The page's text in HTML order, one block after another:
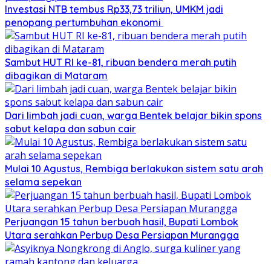
Investasi NTB tembus Rp33,73 triliun, UMKM jadi
penopang pertumbuhan ekonomi
Sambut HUT RI ke-81, ribuan bendera merah putih
dibagikan di Mataram
Dari limbah jadi cuan, warga Bentek belajar bikin spons
sabut kelapa dan sabun cair
Mulai 10 Agustus, Rembiga berlakukan sistem satu arah
selama sepekan
Perjuangan 15 tahun berbuah hasil, Bupati Lombok
Utara serahkan Perbup Desa Persiapan Murangga